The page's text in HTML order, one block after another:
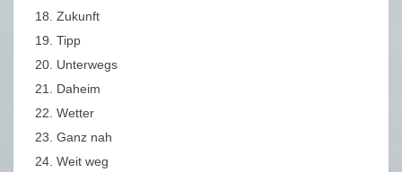
18. Zukunft
19. Tipp
20. Unterwegs
21. Daheim
22. Wetter
23. Ganz nah
24. Weit weg